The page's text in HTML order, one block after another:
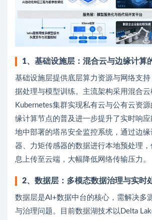
1、 基础设施层：混合云与边缘计算
基础设施层提供底层算力资源与网络支
据处理与模型训练。主流架构采用混合
Kubernetes集群实现私有云与公有云资
缘计算节点的普及进一步提升了实时响应
地中部署的塔吊安全监控系统，通过边
器、力矩传感器的数据进行本地预处理
息上传至云端，大幅降低网络传输压力。
2、 数据层：多模态数据治理与实时
数据层是AI+数据中台的核心，需解决多
与治理问题。目前数据湖技术以Delta